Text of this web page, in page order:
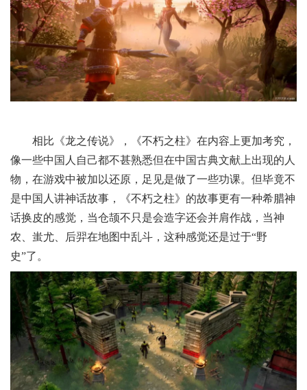
相比《龙之传说》，《不朽之柱》在内容上更加考究，
像一些中国人自己都不甚熟悉但在中国古典文献上出现的人
物，在游戏中被加以还原，足见是做了一些功课。但毕竟不
是中国人讲神话故事，《不朽之柱》的故事更有一种希腊神
话换皮的感觉，当仓颉不只是会造字还会并肩作战，当神
农、蚩尤、后羿在地图中乱斗，这种感觉还是过于“野
史”了。